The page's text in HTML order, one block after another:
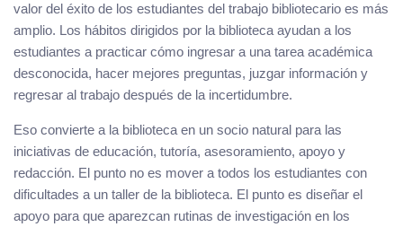
valor del éxito de los estudiantes del trabajo bibliotecario es más
amplio. Los hábitos dirigidos por la biblioteca ayudan a los
estudiantes a practicar cómo ingresar a una tarea académica
desconocida, hacer mejores preguntas, juzgar información y
regresar al trabajo después de la incertidumbre.
Eso convierte a la biblioteca en un socio natural para las
iniciativas de educación, tutoría, asesoramiento, apoyo y
redacción. El punto no es mover a todos los estudiantes con
dificultades a un taller de la biblioteca. El punto es diseñar el
apoyo para que aparezcan rutinas de investigación en los